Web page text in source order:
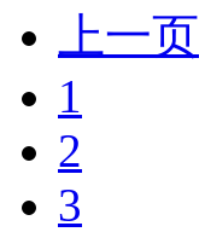
上一页
1
2
3